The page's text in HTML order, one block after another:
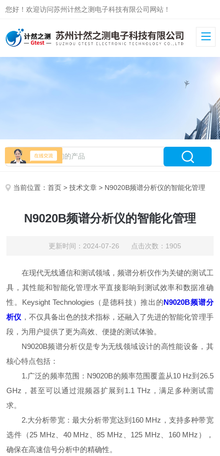
您好！欢迎访问苏州计然之测电子科技有限公司网站！
当前位置：首页 >技术文章 > N9020B频谱分析仪的智能化管理
N9020B频谱分析仪的智能化管理
更新时间：2024-07-26 点击次数：1905
在现代无线通信和测试领域，频谱分析仪作为关键的测试工
具，其性能和智能化管理水平直接影响到测试效率和数据准确
性。Keysight Technologies（是德科技）推出的N9020B频谱分
析仪 ，不仅具备出色的技术指标，还融入了先进的智能化管理手
段，为用户提供了更为高效、便捷的测试体验。
N9020B频谱分析仪是专为无线领域设计的高性能设备，其
核心特点包括：
1.广泛的频率范围：N9020B的频率范围覆盖从10 Hz到26.5
GHz，甚至可以通过混频器扩展到1.1 THz，满足多种测试需
求。
2.大分析带宽：最大分析带宽达到160 MHz，支持多种带宽
选件（25 MHz、40 MHz、85 MHz、125 MHz、160 MHz），
确保在高速信号分析中的精确性。